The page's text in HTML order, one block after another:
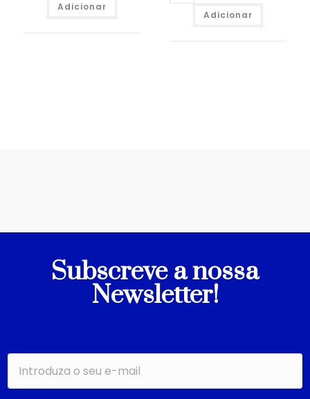
Adicionar
Adicionar
Subscreve a nossa
Newsletter!